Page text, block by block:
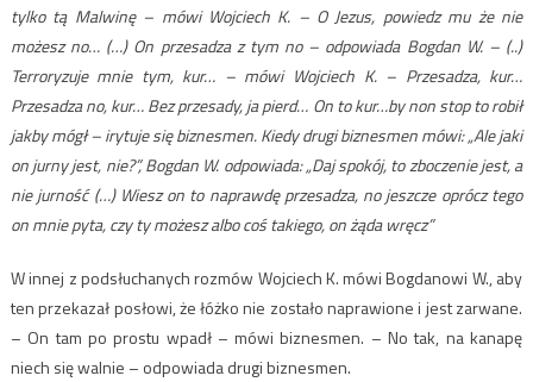
tylko tą Malwinę – mówi Wojciech K. – O Jezus, powiedz mu że nie
możesz no… (…) On przesadza z tym no – odpowiada Bogdan W. – (..)
Terroryzuje mnie tym, kur… – mówi Wojciech K. – Przesadza, kur…
Przesadza no, kur… Bez przesady, ja pierd… On to kur…by non stop to robił
jakby mógł – irytuje się biznesmen. Kiedy drugi biznesmen mówi: „Ale jaki
on jurny jest, nie?”, Bogdan W. odpowiada: „Daj spokój, to zboczenie jest, a
nie jurność (…) Wiesz on to naprawdę przesadza, no jeszcze oprócz tego
on mnie pyta, czy ty możesz albo coś takiego, on żąda wręcz”
W innej z podsłuchanych rozmów Wojciech K. mówi Bogdanowi W., aby
ten przekazał posłowi, że łóżko nie zostało naprawione i jest zarwane.
– On tam po prostu wpadł – mówi biznesmen. – No tak, na kanapę
niech się walnie – odpowiada drugi biznesmen.